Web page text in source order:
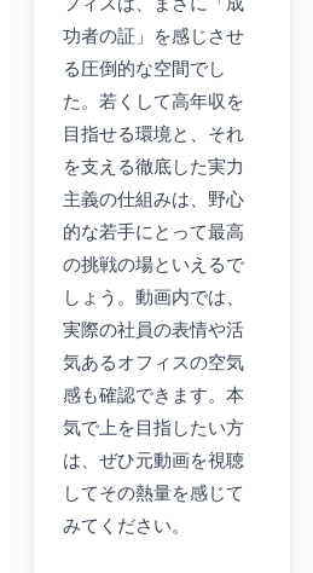
功者の証」を感じさせ
る圧倒的な空間でし
た。若くして高年収を
目指せる環境と、それ
を支える徹底した実力
主義の仕組みは、野心
的な若手にとって最高
の挑戦の場といえるで
しょう。動画内では、
実際の社員の表情や活
気あるオフィスの空気
感も確認できます。本
気で上を目指したい方
は、ぜひ元動画を視聴
してその熱量を感じて
みてください。